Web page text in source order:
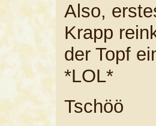
Also,
Krapp
der Topf
*LOL*
Tschöö